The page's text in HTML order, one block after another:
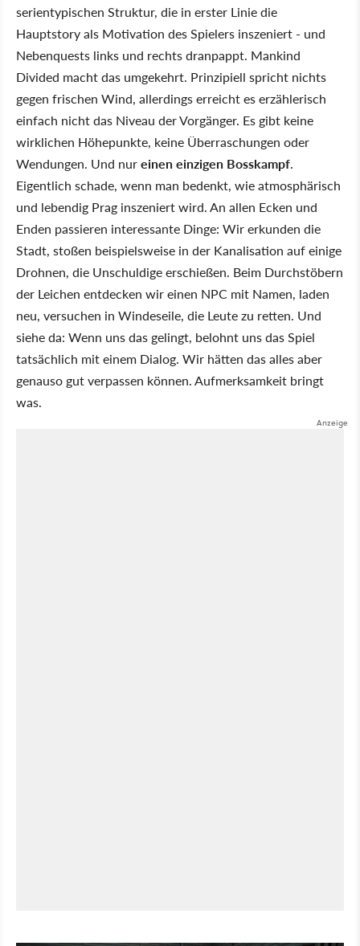
serientypischen Struktur, die in erster Linie die
Hauptstory als Motivation des Spielers inszeniert - und
Nebenquests links und rechts dranpappt. Mankind
Divided macht das umgekehrt. Prinzipiell spricht nichts
gegen frischen Wind, allerdings erreicht es erzählerisch
einfach nicht das Niveau der Vorgänger. Es gibt keine
wirklichen Höhepunkte, keine Überraschungen oder
Wendungen. Und nureinen einzigen Bosskampf.
Eigentlich schade, wenn man bedenkt, wie atmosphärisch
und lebendig Prag inszeniert wird. An allen Ecken und
Enden passieren interessante Dinge: Wir erkunden die
Stadt, stoßen beispielsweise in der Kanalisation auf einige
Drohnen, die Unschuldige erschießen. Beim Durchstöbern
der Leichen entdecken wir einen NPC mit Namen, laden
neu, versuchen in Windeseile, die Leute zu retten. Und
siehe da: Wenn uns das gelingt, belohnt uns das Spiel
tatsächlich mit einem Dialog. Wir hätten das alles aber
genauso gut verpassen können. Aufmerksamkeit bringt
was.